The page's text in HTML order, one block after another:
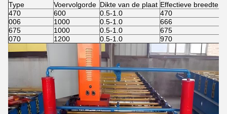
Type Voervolgorde Dikte van de plaat Effectieve breedte
470
600 0.5-1.0
470
006
1000 0.5-1.0
666
675
1000 0.5-1.0
675
070
1200 0.5-1.0 970